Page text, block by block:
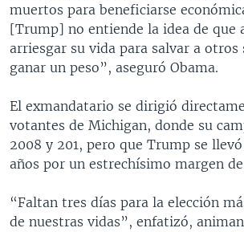
muertos para beneficiarse
[Trump] no entiende la idea de que
arriesgar su vida para salvar a
ganar un peso”, aseguró Obama.
El exmandatario se dirigió
votantes de Michigan, donde su
2008 y 201, pero que Trump se
años por un estrechísimo margen de
“Faltan tres días para la elección
de nuestras vidas”, enfatizó,